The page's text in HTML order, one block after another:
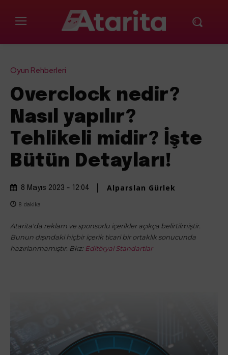
Oyun Rehberleri
Overclock nedir?
Nasıl yapılır?
Tehlikeli midir? İşte
Bütün Detayları!
8 Mayıs 2023 - 12:04 Alparslan Gürlek
8 dakika
Atarita'da reklam ve sponsorlu içerikler açıkça belirtilmiştir.
Bunun dışındaki hiçbir içerik ticari bir ortaklık sonucunda
hazırlanmamıştır. Bkz: Editöryal Standartlar